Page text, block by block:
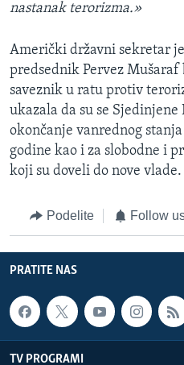
nastanak terorizma.»
Američki državni sekretar
predsednik Pervez
saveznik u ratu protiv
ukazala da su se Sjedinjene
okončanje vanrednog
godine kao i za slobodne i
koji su doveli do nove vlade.
Podelite Follow
PRATITE NAS
TV PROGRAMI